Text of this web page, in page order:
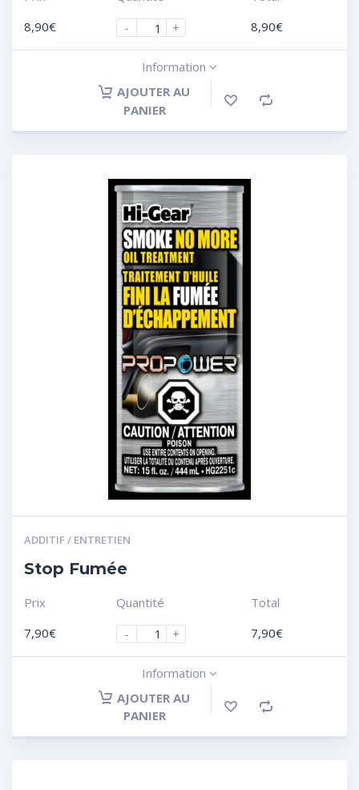
8,90€
-
+
8,90€
Information
AJOUTER AU
PANIER
ADDITIF / ENTRETIEN
Stop Fumée
Prix
7,90€
Quantité
-
+
Total
7,90€
Information
AJOUTER AU
PANIER